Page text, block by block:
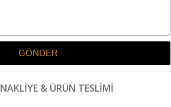
GÖNDER
NAKLIYE & ÜRÜN TESLIMI